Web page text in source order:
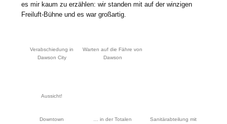
es mir kaum zu erzählen: wir standen mit auf der winzigen
Freiluft-Bühne und es war großartig.
Verabschiedung in
Dawson City
Warten auf die Fähre von
Dawson
Aussicht!
Downtown … in der Totalen
Sanitärabteilung mit